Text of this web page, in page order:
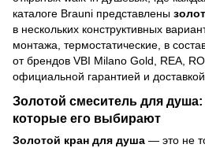
каталоге Brauni представлены
в нескольких конструктивных
монтажа, термостатические, в
от брендов VBI Milano Gold, REA,
официальной гарантией и
Золотой смеситель для
которые его выбирают
Золотой кран для душа — это не